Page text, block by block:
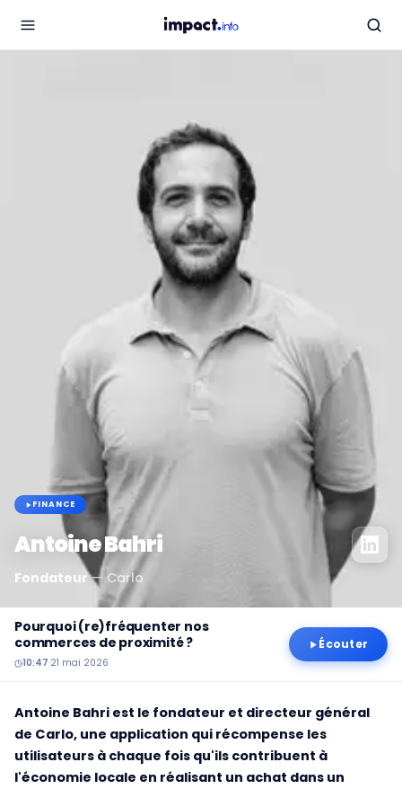
FINANCE
Antoine Bahri
Fondateur—Carlo
Pourquoi (re)fréquenter nos
commerces de proximité ?
10:47·21 mai 2026
Écouter
Antoine Bahri est le fondateur et directeur général
de Carlo, une application qui récompense les
utilisateurs à chaque fois qu'ils contribuent à
l'économie locale en réalisant un achat dans un